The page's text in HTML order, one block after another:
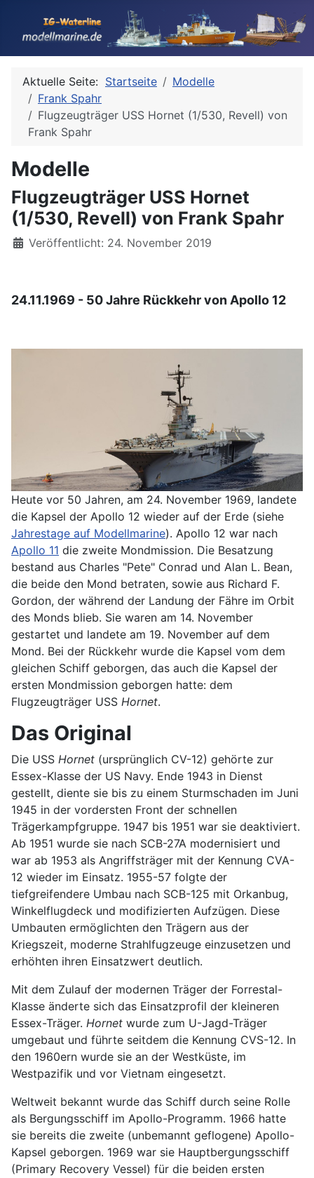
Aktuelle Seite: Startseite
Modelle
Frank Spahr
Flugzeugträger USS Hornet (1/530, Revell) von
Frank Spahr
Modelle
Flugzeugträger USS Hornet
(1/530, Revell) von Frank Spahr
Details
Veröffentlicht: 24. November 2019
24.11.1969 - 50 Jahre Rückkehr von Apollo 12
Heute vor 50 Jahren, am 24. November 1969, landete
die Kapsel der Apollo 12 wieder auf der Erde (siehe
Jahrestage auf Modellmarine). Apollo 12 war nach
Apollo 11 die zweite Mondmission. Die Besatzung
bestand aus Charles "Pete" Conrad und Alan L. Bean,
die beide den Mond betraten, sowie aus Richard F.
Gordon, der während der Landung der Fähre im Orbit
des Monds blieb. Sie waren am 14. November
gestartet und landete am 19. November auf dem
Mond. Bei der Rückkehr wurde die Kapsel vom dem
gleichen Schiff geborgen, das auch die Kapsel der
ersten Mondmission geborgen hatte: dem
Flugzeugträger USS Hornet.
Das Original
Die USS Hornet (ursprünglich CV-12) gehörte zur
Essex-Klasse der US Navy. Ende 1943 in Dienst
gestellt, diente sie bis zu einem Sturmschaden im Juni
1945 in der vordersten Front der schnellen
Trägerkampfgruppe. 1947 bis 1951 war sie deaktiviert.
Ab 1951 wurde sie nach SCB-27A modernisiert und
war ab 1953 als Angriffsträger mit der Kennung CVA-
12 wieder im Einsatz. 1955-57 folgte der
tiefgreifendere Umbau nach SCB-125 mit Orkanbug,
Winkelflugdeck und modifizierten Aufzügen. Diese
Umbauten ermöglichten den Trägern aus der
Kriegszeit, moderne Strahlfugzeuge einzusetzen und
erhöhten ihren Einsatzwert deutlich.
Mit dem Zulauf der modernen Träger der Forrestal-
Klasse änderte sich das Einsatzprofil der kleineren
Essex-Träger. Hornet wurde zum U-Jagd-Träger
umgebaut und führte seitdem die Kennung CVS-12. In
den 1960ern wurde sie an der Westküste, im
Westpazifik und vor Vietnam eingesetzt.
Weltweit bekannt wurde das Schiff durch seine Rolle
als Bergungsschiff im Apollo-Programm. 1966 hatte
sie bereits die zweite (unbemannt geflogene) Apollo-
Kapsel geborgen. 1969 war sie Hauptbergungsschiff
(Primary Recovery Vessel) für die beiden ersten